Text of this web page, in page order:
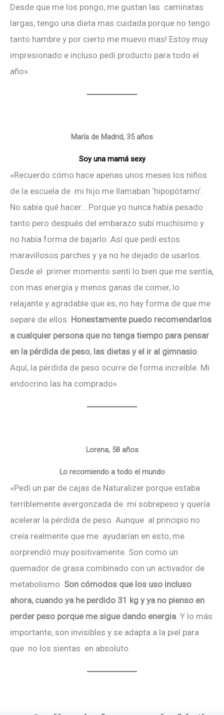
Desde que me los pongo, me gustan las caminatas
largas, tengo una dieta mas cuidada porque no tengo
tanto hambre y por cierto me muevo mas! Estoy muy
impresionado e incluso pedí producto para todo el
año».
María de Madrid, 35 años
Soy una mamá sexy
«Recuerdo cómo hace apenas unos meses los niños
de la escuela de mi hijo me llamaban ‘hipopótamo’.
No sabía qué hacer… Porque yo nunca había pesado
tanto pero después del embarazo subí muchísimo y
no había forma de bajarlo. Así que pedí estos
maravillosos parches y ya no he dejado de usarlos.
Desde el primer momento sentí lo bien que me sentía,
con mas energía y menos ganas de comer, lo
relajante y agradable que es, no hay forma de que me
separe de ellos. Honestamente puedo recomendarlos
a cualquier persona que no tenga tiempo para pensar
en la pérdida de peso, las dietas y el ir al gimnasio.
Aquí, la pérdida de peso ocurre de forma increíble. Mi
endocrino las ha comprado».
Lorena, 58 años
Lo recomiendo a todo el mundo
«Pedí un par de cajas de Naturalizer porque estaba
terriblemente avergonzada de mi sobrepeso y quería
acelerar la pérdida de peso. Aunque al principio no
creía realmente que me ayudarían en esto, me
sorprendió muy positivamente. Son como un
quemador de grasa combinado con un activador de
metabolismo. Son cómodos que los uso incluso
ahora, cuando ya he perdido 31 kg y ya no pienso en
perder peso porque me sigue dando energia . Y lo más
importante, son invisibles y se adapta a la piel para
que no los sientas en absoluto.